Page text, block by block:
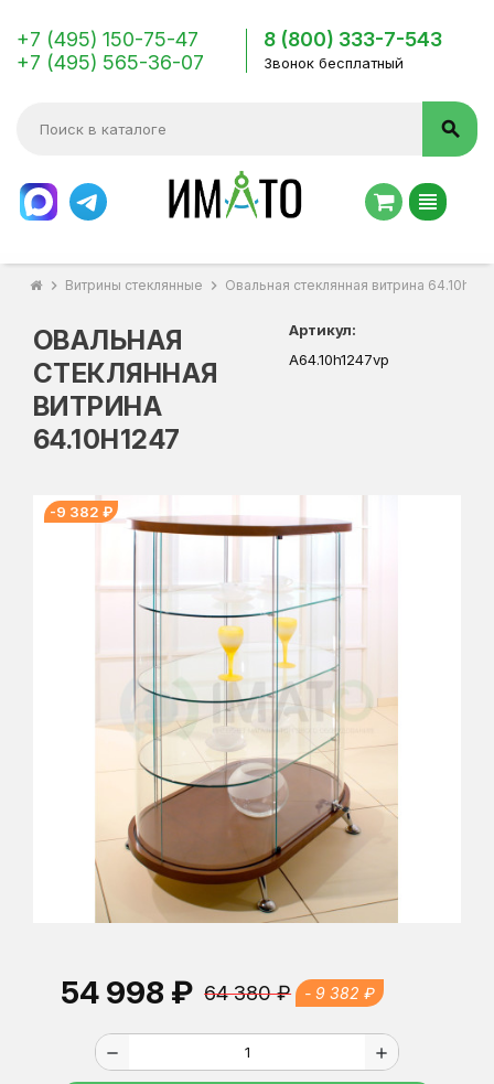
+7 (495) 150-75-47
+7 (495) 565-36-07
8 (800) 333-7-543
Звонок бесплатный
search
view_headline
chevron_right Витрины стеклянные chevron_right Овальная стеклянная витрина
ОВАЛЬНАЯ
СТЕКЛЯННАЯ
ВИТРИНА
64.10H1247
Артикул:
A64.10h1247vp
-9 382 ₽
54 998 ₽ 64 380 ₽ - 9 382 ₽
remove add